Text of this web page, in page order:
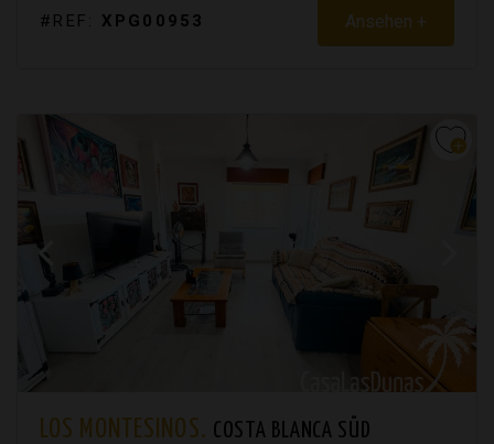
#REF: XPG00953 Ansehen +
LOS MONTESINOS. COSTA BLANCA SÜD